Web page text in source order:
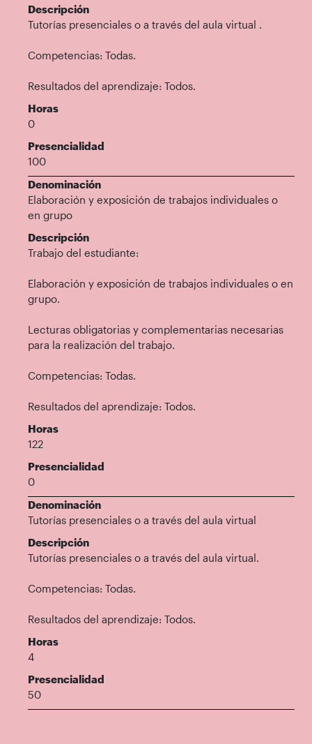
Descripción
Tutorías presenciales o a través del aula virtual .
Competencias: Todas.
Resultados del aprendizaje: Todos.
Horas
0
Presencialidad
100
Denominación
Elaboración y exposición de trabajos individuales o
en grupo
Descripción
Trabajo del estudiante:
Elaboración y exposición de trabajos individuales o en
grupo.
Lecturas obligatorias y complementarias necesarias
para la realización del trabajo.
Competencias: Todas.
Resultados del aprendizaje: Todos.
Horas
122
Presencialidad
0
Denominación
Tutorías presenciales o a través del aula virtual
Descripción
Tutorías presenciales o a través del aula virtual.
Competencias: Todas.
Resultados del aprendizaje: Todos.
Horas
4
Presencialidad
50